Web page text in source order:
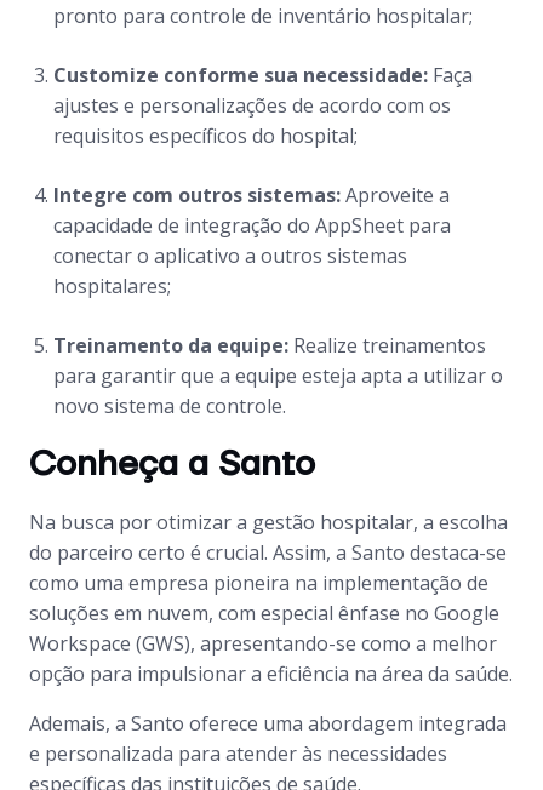
pronto para controle de inventário hospitalar;
Customize conforme sua necessidade: Faça
ajustes e personalizações de acordo com os
requisitos específicos do hospital;
Integre com outros sistemas:Aproveite a
capacidade de integração do AppSheet para
conectar o aplicativo a outros sistemas
hospitalares;
Treinamento da equipe: Realize treinamentos
para garantir que a equipe esteja apta a utilizar o
novo sistema de controle.
Conheça a Santo
Na busca por otimizar a gestão hospitalar, a escolha
do parceiro certo é crucial. Assim, a Santo destaca-se
como uma empresa pioneira na implementação de
soluções em nuvem, com especial ênfase no Google
Workspace (GWS), apresentando-se como a melhor
opção para impulsionar a eficiência na área da saúde.
Ademais, a Santo oferece uma abordagem integrada
e personalizada para atender às necessidades
específicas das instituições de saúde.